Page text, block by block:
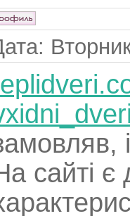
сайті є